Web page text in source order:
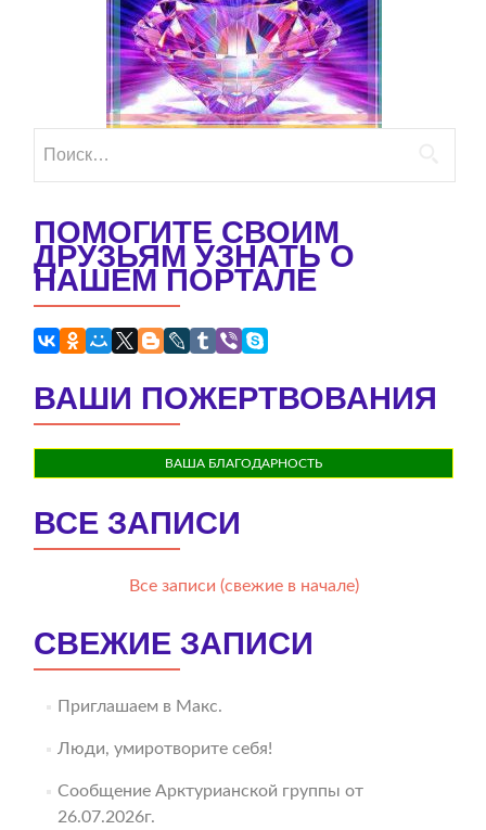
ПОМОГИТЕ СВОИМ
ДРУЗЬЯМ УЗНАТЬ О
НАШЕМ ПОРТАЛЕ
ВАШИ ПОЖЕРТВОВАНИЯ
ВАША БЛАГОДАРНОСТЬ
ВСЕ ЗАПИСИ
Все записи (свежие в начале)
СВЕЖИЕ ЗАПИСИ
Приглашаем в Макс.
Люди, умиротворите себя!
Сообщение Арктурианской группы от
26.07.2026г.